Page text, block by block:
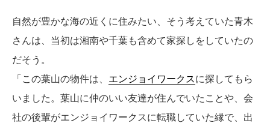
自然が豊かな海の近くに住みたい、そう考えていた青木
さんは、当初は湘南や千葉も含めて家探しをしていたの
だそう。
「この葉山の物件は、 エンジョイワークスに探してもら
いました。葉山に仲のいい友達が住んでいたことや、会
社の後輩がエンジョイワークスに転職していた縁で、出